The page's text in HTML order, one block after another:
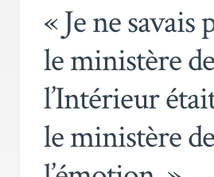
« Je ne savais
le ministère de
l’Intérieur
le ministère de